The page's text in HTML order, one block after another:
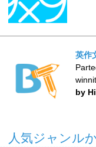
英作
by
人気ジャンル